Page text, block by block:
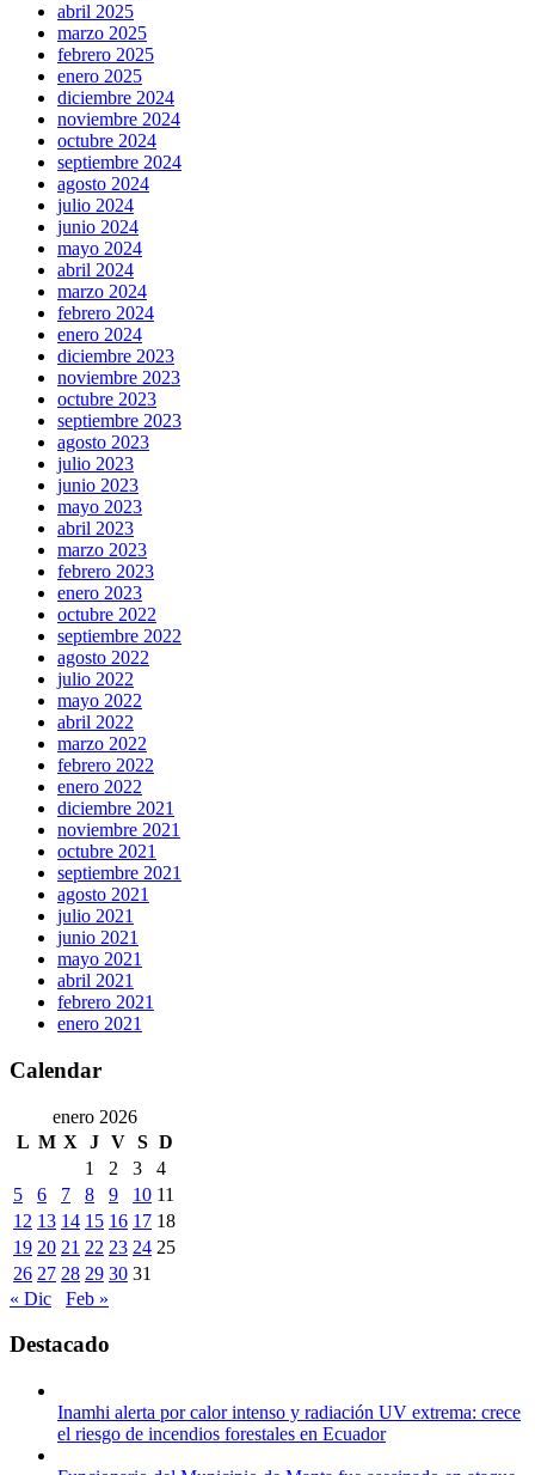
abril 2025
marzo 2025
febrero 2025
enero 2025
diciembre 2024
noviembre 2024
octubre 2024
septiembre 2024
agosto 2024
julio 2024
junio 2024
mayo 2024
abril 2024
marzo 2024
febrero 2024
enero 2024
diciembre 2023
noviembre 2023
octubre 2023
septiembre 2023
agosto 2023
julio 2023
junio 2023
mayo 2023
abril 2023
marzo 2023
febrero 2023
enero 2023
octubre 2022
septiembre 2022
agosto 2022
julio 2022
mayo 2022
abril 2022
marzo 2022
febrero 2022
enero 2022
diciembre 2021
noviembre 2021
octubre 2021
septiembre 2021
agosto 2021
julio 2021
junio 2021
mayo 2021
abril 2021
febrero 2021
enero 2021
Calendar
enero 2026
L M X J V S D
1
2 3
4
5
6 7 8 9 10 11
12 13 14 15 16 17 18
19 20 21 22 23 24 25
26 27 28 29 30 31
« Dic
Feb »
Destacado
Inamhi alerta por calor intenso y radiación UV extrema: crece
el riesgo de incendios forestales en Ecuador